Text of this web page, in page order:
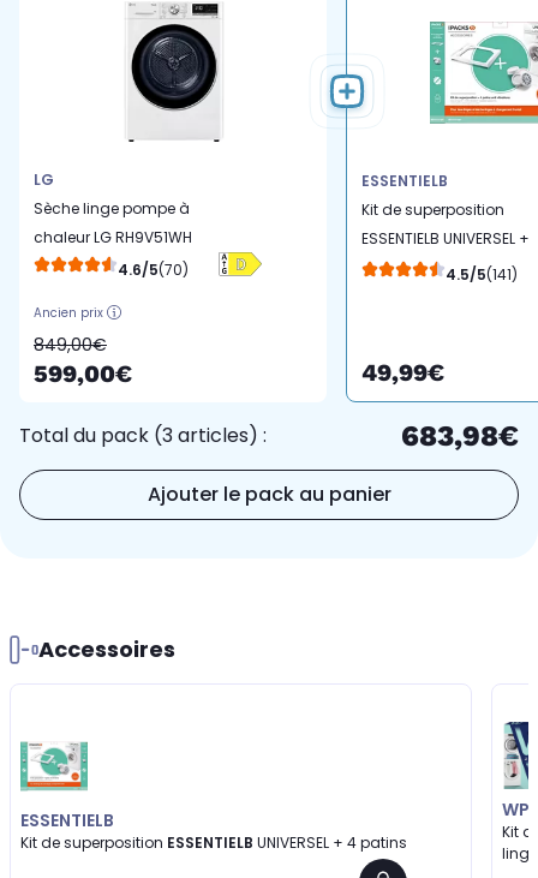
LG
Sèche linge pompe à
chaleur LG RH9V51WH
4.6/5(70)
Ancien prix
849,00€
599,00€
ESSENTIELB
Kit de superposition
ESSENTIELB UNIVERSEL +
4 patins
4.5/5(141)
49,99€
Total du pack (3 articles) : 683,98€
Ajouter le pack au panier
Accessoires
ESSENTIELB
Kit de superposition ESSENTIELB UNIVERSEL + 4 patins
Kit